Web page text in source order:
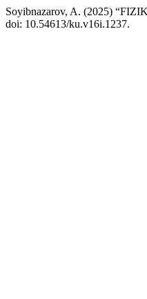
Soyibnazarov, A. (2025)
doi: 10.54613/ku.v16i.1237.